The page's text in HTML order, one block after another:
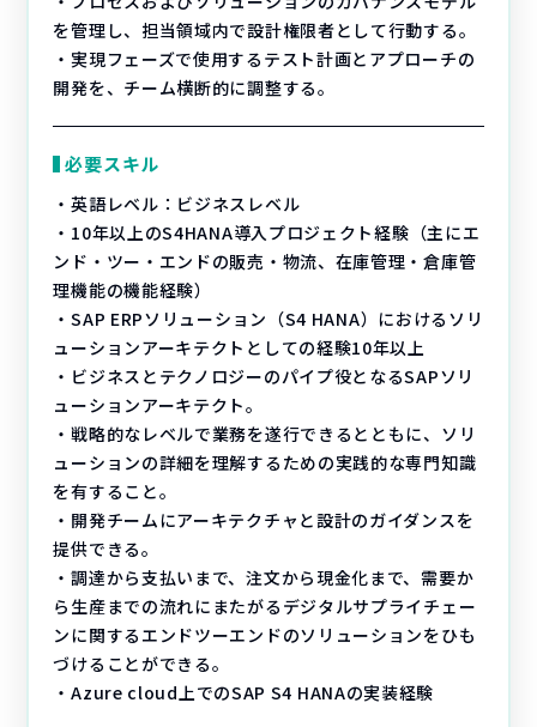
を管理し、担当領域内で設計権限者として行動する。
・実現フェーズで使用するテスト計画とアプローチの
開発を、チーム横断的に調整する。
必要スキル
・英語レベル：ビジネスレベル
・10年以上のS4HANA導入プロジェクト経験（主にエ
ンド・ツー・エンドの販売・物流、在庫管理・倉庫管
理機能の機能経験）
・SAP ERPソリューション（S4 HANA）におけるソリ
ューションアーキテクトとしての経験10年以上
・ビジネスとテクノロジーのパイプ役となるSAPソリ
ューションアーキテクト。
・戦略的なレベルで業務を遂行できるとともに、ソリ
ューションの詳細を理解するための実践的な専門知識
を有すること。
・開発チームにアーキテクチャと設計のガイダンスを
提供できる。
・調達から支払いまで、注文から現金化まで、需要か
ら生産までの流れにまたがるデジタルサプライチェー
ンに関するエンドツーエンドのソリューションをひも
づけることができる。
・Azure cloud上でのSAP S4 HANAの実装経験